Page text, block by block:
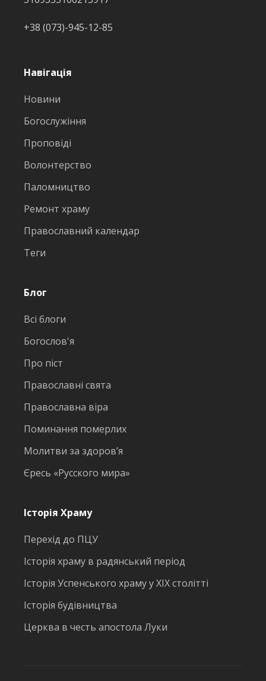
+38 (073)-945-12-85
Навігація
Новини
Богослужіння
Проповіді
Волонтерство
Паломництво
Ремонт храму
Православний календар
Теги
Блог
Всі блоги
Богослов'я
Про піст
Православні свята
Православна віра
Поминання померлих
Молитви за здоров’я
Єресь «Русского мира»
Історія Храму
Перехід до ПЦУ
Історія храму в радянський період
Історія Успенського храму у ХІХ столітті
Історія будівництва
Церква в честь апостола Луки